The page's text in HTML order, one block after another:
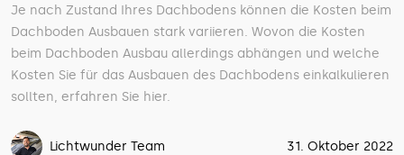
Je nach Zustand Ihres Dachbodens können die Kosten beim
Dachboden Ausbauen stark variieren. Wovon die Kosten
beim Dachboden Ausbau allerdings abhängen und welche
Kosten Sie für das Ausbauen des Dachbodens einkalkulieren
sollten, erfahren Sie hier.
Lichtwunder Team 31. Oktober 2022